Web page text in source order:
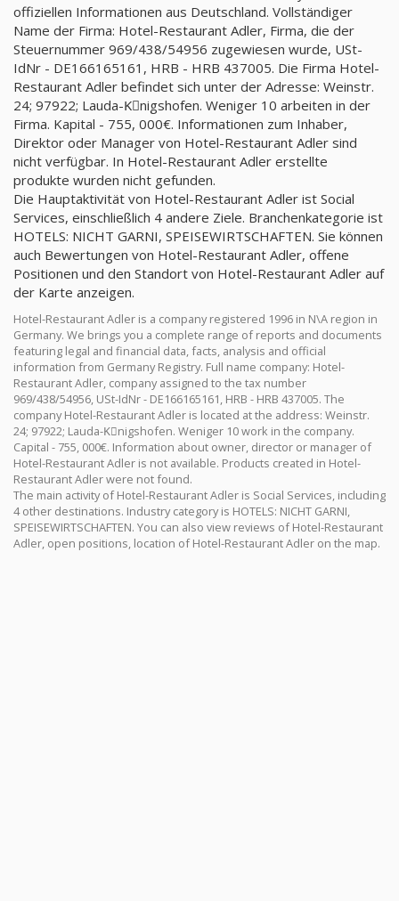
offiziellen Informationen aus Deutschland. Vollständiger
Name der Firma: Hotel-Restaurant Adler, Firma, die der
Steuernummer 969/438/54956 zugewiesen wurde, USt-
IdNr - DE166165161, HRB - HRB 437005. Die Firma Hotel-
Restaurant Adler befindet sich unter der Adresse: Weinstr.
24; 97922; Lauda-Kِnigshofen. Weniger 10 arbeiten in der
Firma. Kapital - 755, 000€. Informationen zum Inhaber,
Direktor oder Manager von Hotel-Restaurant Adler sind
nicht verfügbar. In Hotel-Restaurant Adler erstellte
produkte wurden nicht gefunden.
Die Hauptaktivität von Hotel-Restaurant Adler ist Social
Services, einschließlich 4 andere Ziele. Branchenkategorie ist
HOTELS: NICHT GARNI, SPEISEWIRTSCHAFTEN. Sie können
auch Bewertungen von Hotel-Restaurant Adler, offene
Positionen und den Standort von Hotel-Restaurant Adler auf
der Karte anzeigen.
Hotel-Restaurant Adler is a company registered 1996 in N\A region in
Germany. We brings you a complete range of reports and documents
featuring legal and financial data, facts, analysis and official
information from Germany Registry. Full name company: Hotel-
Restaurant Adler, company assigned to the tax number
969/438/54956, USt-IdNr - DE166165161, HRB - HRB 437005. The
company Hotel-Restaurant Adler is located at the address: Weinstr.
24; 97922; Lauda-Kِnigshofen. Weniger 10 work in the company.
Capital - 755, 000€. Information about owner, director or manager of
Hotel-Restaurant Adler is not available. Products created in Hotel-
Restaurant Adler were not found.
The main activity of Hotel-Restaurant Adler is Social Services, including
4 other destinations. Industry category is HOTELS: NICHT GARNI,
SPEISEWIRTSCHAFTEN. You can also view reviews of Hotel-Restaurant
Adler, open positions, location of Hotel-Restaurant Adler on the map.